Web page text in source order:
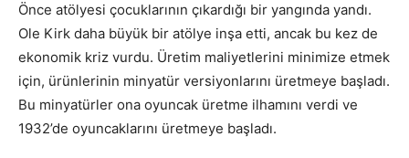
Önce atölyesi çocuklarının çıkardığı bir yangında yandı.
Ole Kirk daha büyük bir atölye inşa etti, ancak bu kez de
ekonomik kriz vurdu. Üretim maliyetlerini minimize etmek
için, ürünlerinin minyatür versiyonlarını üretmeye başladı.
Bu minyatürler ona oyuncak üretme ilhamını verdi ve
1932’de oyuncaklarını üretmeye başladı.